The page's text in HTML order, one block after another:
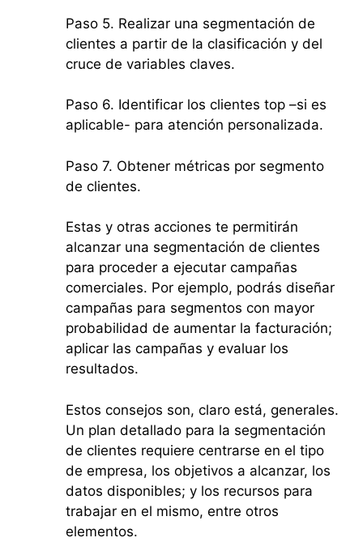
Paso 5. Realizar una segmentación de
clientes a partir de la clasificación y del
cruce de variables claves.
Paso 6. Identificar los clientes top –si es
aplicable- para atención personalizada.
Paso 7. Obtener métricas por segmento
de clientes.
Estas y otras acciones te permitirán
alcanzar una segmentación de clientes
para proceder a ejecutar campañas
comerciales. Por ejemplo, podrás diseñar
campañas para segmentos con mayor
probabilidad de aumentar la facturación;
aplicar las campañas y evaluar los
resultados.
Estos consejos son, claro está, generales.
Un plan detallado para la segmentación
de clientes requiere centrarse en el tipo
de empresa, los objetivos a alcanzar, los
datos disponibles; y los recursos para
trabajar en el mismo, entre otros
elementos.